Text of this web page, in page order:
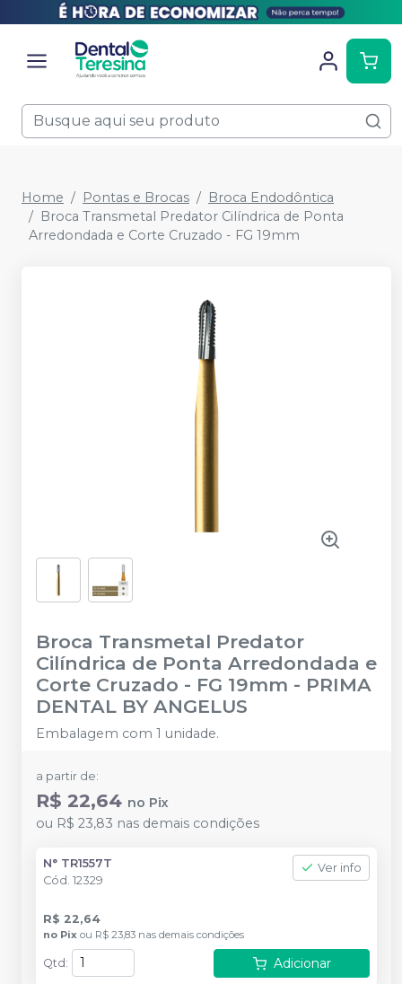
Home Pontas e Brocas
Broca Endodôntica
Broca Transmetal Predator Cilíndrica de Ponta
Arredondada e Corte Cruzado - FG 19mm
Broca Transmetal Predator
Cilíndrica de Ponta Arredondada e
Corte Cruzado - FG 19mm - PRIMA
DENTAL BY ANGELUS
Embalagem com 1 unidade.
a partir de:
R$ 22,64 no Pix
ou R$ 23,83 nas demais condições
N° TR1557T
Cód. 12329
Ver info
R$ 22,64
no Pix ou R$ 23,83 nas demais condições
Qtd : Adicionar